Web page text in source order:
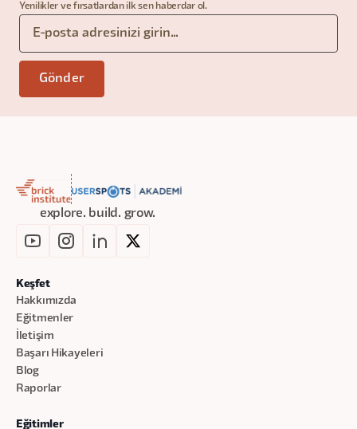
Yenilikler ve fırsatlardan ilk sen haberdar ol.
explore. build. grow.
Keşfet
Hakkımızda
Eğitmenler
İletişim
Başarı Hikayeleri
Blog
Raporlar
Eğitimler